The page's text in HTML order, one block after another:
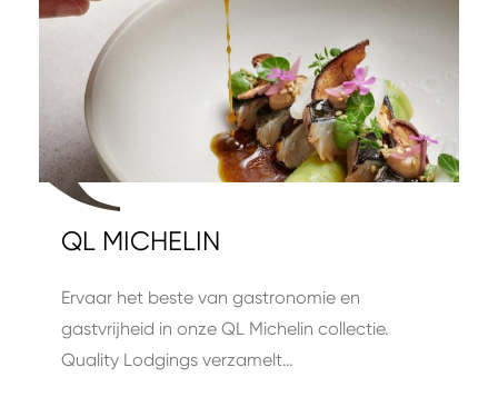
QL MICHELIN
Ervaar het beste van gastronomie en
gastvrijheid in onze QL Michelin collectie.
Quality Lodgings verzamelt…